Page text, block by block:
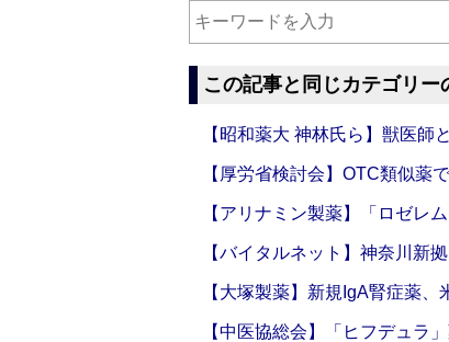
この記事と同じカテゴリー
【昭和薬大 神林氏ら】獣医師
【厚労省検討会】OTC類似薬
【アリナミン製薬】「ロゼレ
【バイタルネット】神奈川新
【大塚製薬】新規IgA腎症薬
【中医協総会】「ヒフデュラ